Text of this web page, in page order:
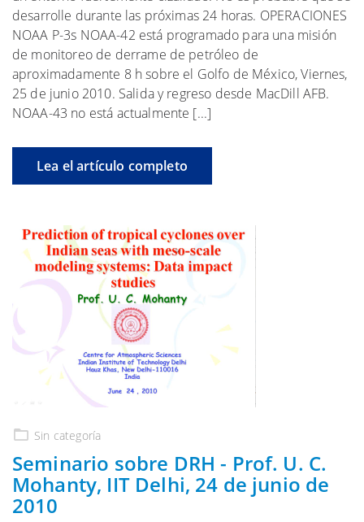
desarrolle durante las próximas 24 horas. OPERACIONES
NOAA P-3s NOAA-42 está programado para una misión
de monitoreo de derrame de petróleo de
aproximadamente 8 h sobre el Golfo de México, Viernes,
25 de junio 2010. Salida y regreso desde MacDill AFB.
NOAA-43 no está actualmente [...]
Lea el artículo completo
Sin categoría
Seminario sobre DRH - Prof. U. C.
Mohanty, IIT Delhi, 24 de junio de
2010